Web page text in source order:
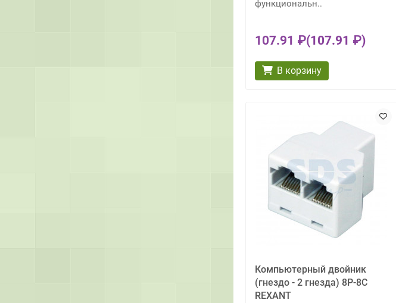
функциональн..
107.91 ₽(107.91 ₽)
В корзину
Компьютерный двойник
(гнездо - 2 гнезда) 8Р-8С
REXANT